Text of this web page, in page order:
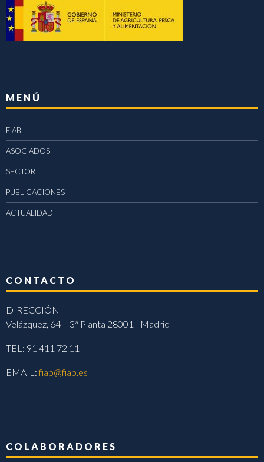
MENÚ
FIAB
ASOCIADOS
SECTOR
PUBLICACIONES
ACTUALIDAD
CONTACTO
DIRECCIÓN
Velázquez, 64 – 3ª Planta 28001 | Madrid
TEL: 91 411 72 11
EMAIL:fiab@fiab.es
COLABORADORES